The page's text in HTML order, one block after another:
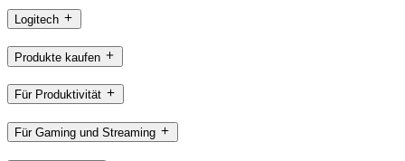
Logitech
Produkte kaufen
Für Produktivität
Für Gaming und Streaming